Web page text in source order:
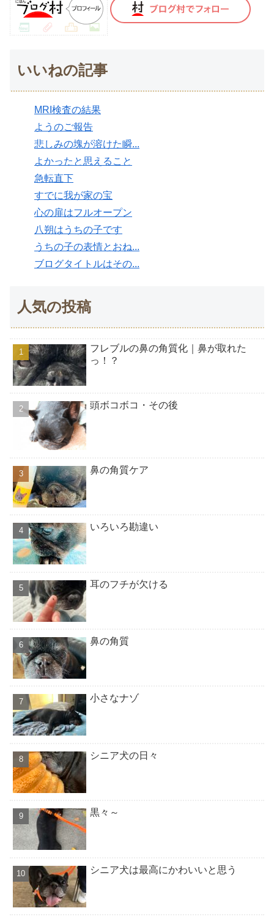
いいねの記事
MRI検査の結果
ようのご報告
悲しみの塊が溶けた瞬...
よかったと思えること
急転直下
すでに我が家の宝
心の扉はフルオープン
八朔はうちの子です
うちの子の表情とおね...
ブログタイトルはその...
人気の投稿
フレブルの鼻の角質化｜鼻が取れた
っ！？
頭ボコボコ・その後
鼻の角質ケア
いろいろ勘違い
耳のフチが欠ける
鼻の角質
小さなナゾ
シニア犬の日々
黒々～
シニア犬は最高にかわいいと思う